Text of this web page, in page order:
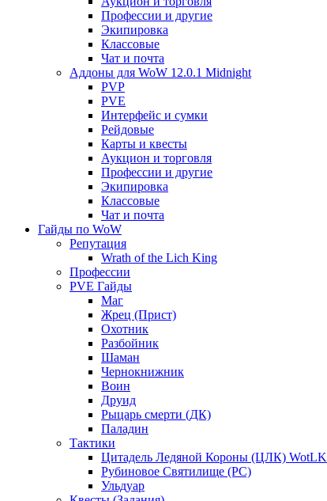
Профессии и другие
Экипировка
Классовые
Чат и почта
Аддоны для WoW 12.0.1 Midnight
PVP
PVE
Интерфейс и сумки
Рейдовые
Карты и квесты
Аукцион и торговля
Профессии и другие
Экипировка
Классовые
Чат и почта
Гайды по WoW
Репутация
Wrath of the Lich King
Профессии
PVE Гайды
Маг
Жрец (Прист)
Охотник
Разбойник
Шаман
Чернокнижник
Воин
Друид
Рыцарь смерти (ДК)
Паладин
Тактики
Цитадель Ледяной Короны (ЦЛК) WotLK
Рубиновое Святилище (РС)
Ульдуар